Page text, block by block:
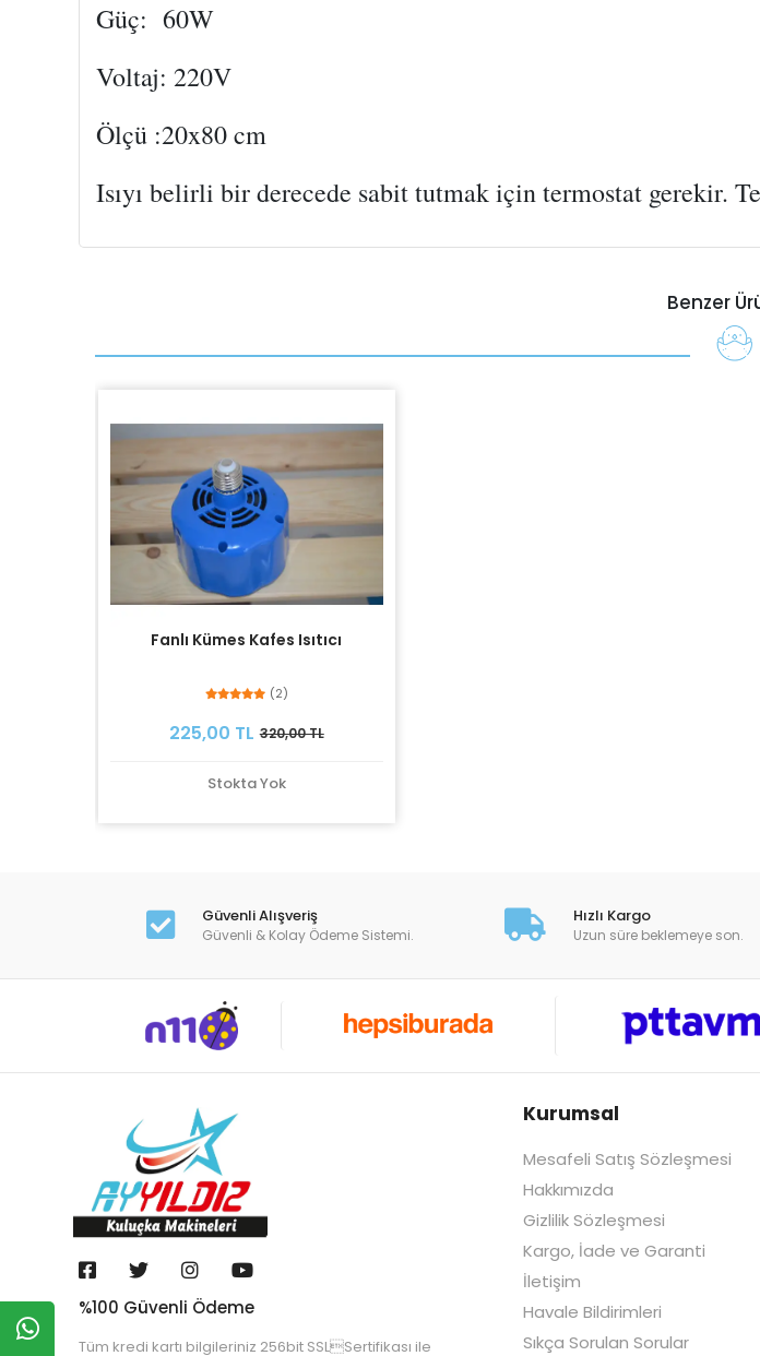
Güç: 60W
Voltaj: 220V
Ölçü :20x80 cm
Isıyı belirli bir derecede sabit tutmak için termostat gerekir.
Benzer
Fanlı Kümes Kafes Isıtıcı
(2)
225,00 TL 320,00 TL
Stokta Yok
Güvenli Alışveriş
Güvenli & Kolay Ödeme Sistemi.
Hızlı Kargo
Uzun süre beklemeye son.
%100 Güvenli Ödeme
Tüm kredi kartı bilgileriniz 256bit SSLSertifikası ile
Kurumsal
Mesafeli Satış Sözleşmesi
Hakkımızda
Gizlilik Sözleşmesi
Kargo, İade ve Garanti
İletişim
Havale Bildirimleri
Sıkça Sorulan Sorular